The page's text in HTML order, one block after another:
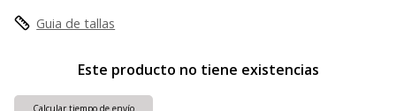
Guia de tallas
Este producto no tiene existencias